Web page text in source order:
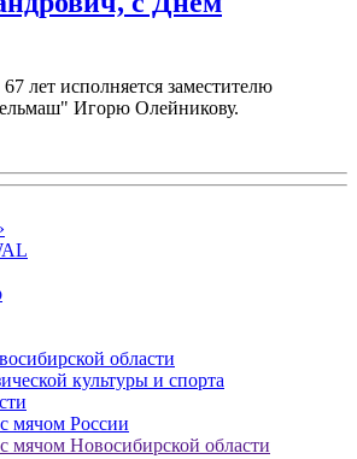
лет исполняется заместителю
Игорю Олейникову.